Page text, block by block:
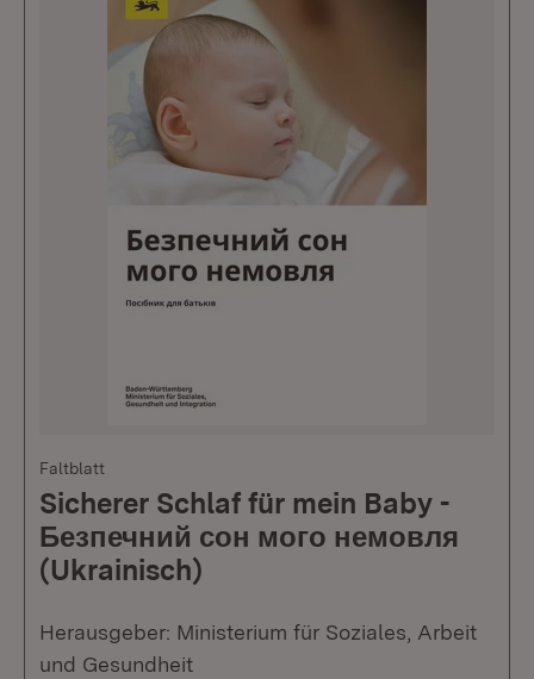
Faltblatt
Sicherer Schlaf für mein Baby -
Безпечний сон мого немовля
(Ukrainisch)
Herausgeber: Ministerium für Soziales, Arbeit
und Gesundheit